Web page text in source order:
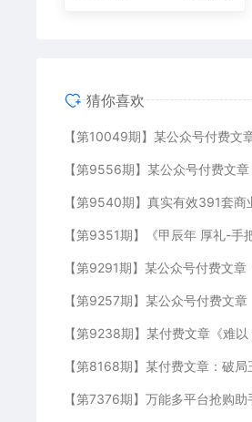
猜你喜欢